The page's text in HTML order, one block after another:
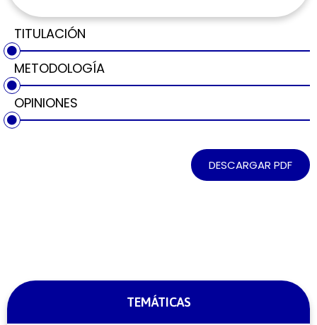
TITULACIÓN
METODOLOGÍA
OPINIONES
DESCARGAR PDF
TEMÁTICAS